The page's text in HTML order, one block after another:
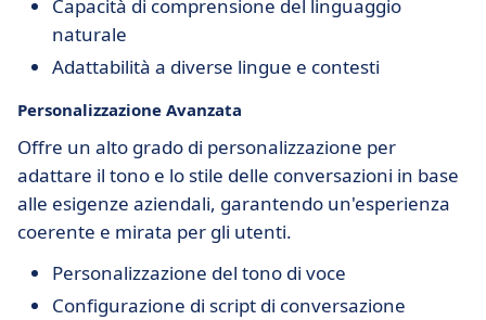
Capacità di comprensione del linguaggio
naturale
Adattabilità a diverse lingue e contesti
Personalizzazione Avanzata
Offre un alto grado di personalizzazione per
adattare il tono e lo stile delle conversazioni in base
alle esigenze aziendali, garantendo un'esperienza
coerente e mirata per gli utenti.
Personalizzazione del tono di voce
Configurazione di script di conversazione